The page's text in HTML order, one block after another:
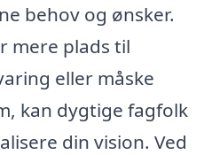
behov og ønsker.
mere plads til
eller måske
kan dygtige fagfolk
din vision. Ved